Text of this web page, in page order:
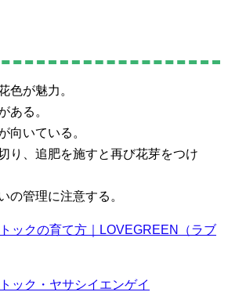
色が魅力。
ある。
向いている。
り、追肥を施すと再び花芽をつけ
の管理に注意する。
ックの育て方｜LOVEGREEN（ラブ
ック・ヤサシイエンゲイ